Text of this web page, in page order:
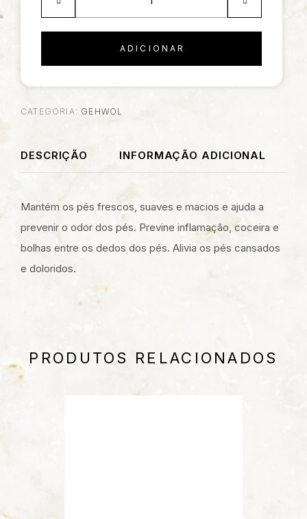
ADICIONAR
CATEGORIA: GEHWOL
DESCRIÇÃO INFORMAÇÃO ADICIONAL
Mantém os pés frescos, suaves e macios e ajuda a
prevenir o odor dos pés. Previne inflamação, coceira e
bolhas entre os dedos dos pés. Alivia os pés cansados
e doloridos.
PRODUTOS RELACIONADOS